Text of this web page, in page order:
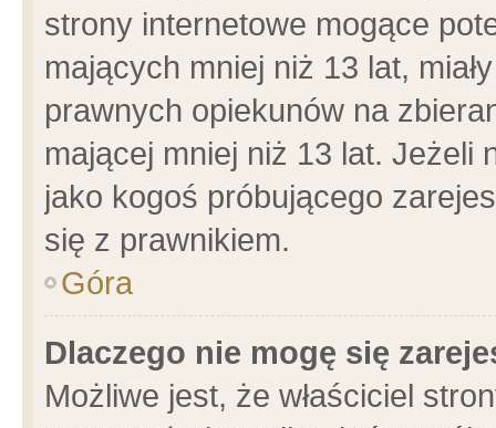
strony internetowe mogące
mających mniej niż 13 lat,
prawnych opiekunów na
mającej mniej niż 13 lat. Jeżeli
jako kogoś próbującego
się z prawnikiem.
Góra
Dlaczego nie mogę się
Możliwe jest, że właściciel